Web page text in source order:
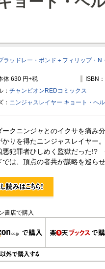
ラッドレー・ボンド＋フィリップ・N
体 630 円+税
ISBN
： チャンピオンREDコミックス
： ニンジャスレイヤー キョート・ヘ
ークニンジャとのイクサを痛み
かりを得たニンジャスレイヤー
悪犯罪者ひしめく監獄だった!?
では、頂点の者共が謀略を巡ら
書店で購入